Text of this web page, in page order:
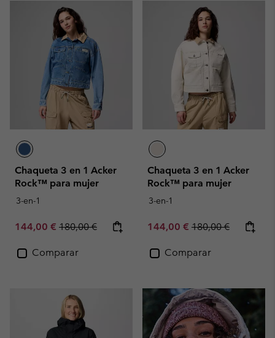
Chaqueta 3 en 1 Acker
Rock™ para mujer
3-en-1
Sale price:
144,00 € Regular price:
180,00 €
Comparar
Chaqueta 3 en 1 Acker
Rock™ para mujer
3-en-1
Sale price:
144,00 € Regular price:
180,00 €
Comparar